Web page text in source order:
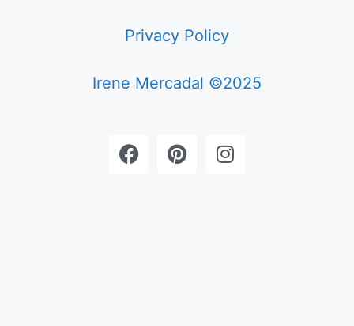
Privacy Policy
Irene Mercadal ©2025